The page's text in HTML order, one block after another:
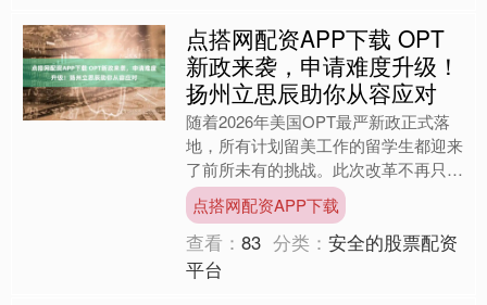
点搭网配资APP下载 OPT
新政来袭，申请难度升级！
扬州立思辰助你从容应对
随着2026年美国OPT最严新政正式落
地，所有计划留美工作的留学生都迎来
了前所未有的挑战。此次改革不再只是
流程微调，而是对申请方式、时间线、
材料准备提出了全新要....
点搭网配资APP下载
查看：83 分类：安全的股票配资
平台